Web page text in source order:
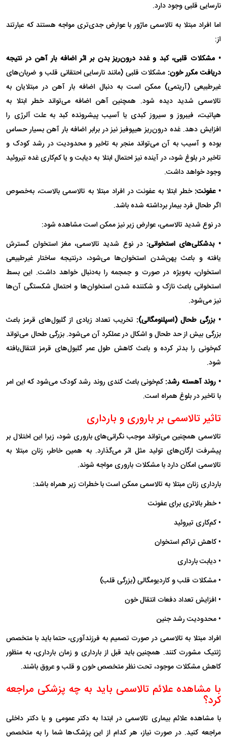
نارسایی قلبی وجود دارد.
اما افراد مبتلا به تالاسمی ماژور با عوارض جدی‌تری مواجه هستند که عبارتند
از:
• مشکلات قلبی، کبد و غدد درون‌ریز بدن بر اثر اضافه بار آهن در نتیجه
دریافت مکرر خون: مشکلات قلبی (مانند نارسایی احتقانی قلب و ضربان‌های
غیرطبیعی (آریتمی) ممکن است به دنبال اضافه بار آهن در مبتلایان به
تالاسمی شدید دیده شود. همچنین آهن اضافه می‌تواند خطر ابتلا به
هپاتیت، فیبروز و سیروز کبدی یا آسیب پیشرونده کبد به علت آلرژی را
افزایش دهد. غده درون‌ریز هیپوفیز نیز در برابر اضافه بار آهن بسیار حساس
بوده و آسیب به آن می‌تواند منجر به تاخیر و محدودیت در رشد کودک و
تاخیر در بلوغ شود، در آینده نیز احتمال ابتلا به دیابت و یا کم‌کاری غده تیروئید
وجود خواهد داشت.
• عفونت: خطر ابتلا به عفونت در افراد مبتلا به تالاسمی بالاست، به‌خصوص
اگر طحال فرد بیمار برداشته شده باشد.
در نوع شدید تالاسمی، عوارض زیر نیز ممکن است مشاهده شود:
• بدشکلی‌های استخوانی: در نوع شدید تالاسمی، مغز استخوان گسترش
یافته و باعث پهن‌شدن استخوان‌ها می‌شود، در‌نتیجه ساختار غیر‌طبیعی
استخوان، به‌ویژه در صورت و جمجمه را به‌دنبال خواهد داشت. این بسط
استخوانی باعث نازک و شکننده شدن استخوان‌ها و احتمال شکستگی آن‌ها
نیز می‌شود.
• بزرگی طحال (اسپلنومگالی): تخریب تعداد زیادی از گلبول‌های قرمز باعث
بزرگی بیش از حد طحال و اشکال در عملکرد آن می‌شود. بزرگی طحال می‌تواند
کم‌خونی را بدتر کرده و باعث کاهش طول عمر گلبول‌های قرمز انتقال‌یافته
شود.
• روند آهسته رشد: کم‌خونی باعث کندی روند رشد کودک می‌شود که این امر
با تاخیر در بلوغ همراه است.
تاثیر تالاسمی بر باروری و بارداری
تالاسمی همچنین می‌تواند موجب نگرانی‌های باروری شود، زیرا این اختلال بر
پیشرفت ارگان‌های تولید مثل اثر می‌گذارد. به همین خاطر، زنان مبتلا به
تالاسمی امکان دارد با مشکلات باروری مواجه شوند.
بارداری زنان مبتلا به تالاسمی ممکن است با خطرات زیر همراه باشد:
• خطر بالاتری برای عفونت
• کم‌کاری تیروئید
• کاهش تراکم استخوان
• دیابت بارداری
• مشکلات قلب و کاردیومگالی (بزرگی قلب)
• افزایش تعداد دفعات انتقال خون
• محدودیت رشد جنین
افراد مبتلا به تالاسمی در صورت تصمیم به فرزندآوری، حتما باید با متخصص
ژنتیک مشورت کنند. همچنین باید قبل از بارداری و زمان بارداری، به منظور
کاهش مشکلات موجود، تحت نظر متخصص خون و قلب و عروق باشند.
با مشاهده علائم تالاسمی باید به چه پزشکی مراجعه
کرد؟
با مشاهده علائم بیماری تالاسمی در ابتدا به دکتر عمومی و یا دکتر داخلی
مراجعه کنید. در صورت نیاز، هر کدام از این پزشک‌ها شما را به متخصص